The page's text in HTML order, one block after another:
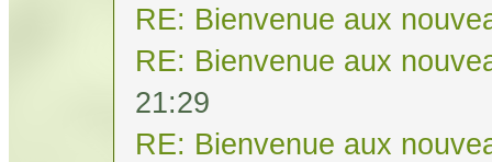
RE: Bienvenue aux
RE: Bienvenue aux
21:29
RE: Bienvenue aux